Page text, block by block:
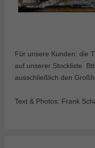
Für unsere Kunden: die
auf unserer Stockliste.
ausschließlich den
Text & Photos: Frank